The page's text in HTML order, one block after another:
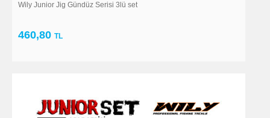
Wily Junior Jig Gündüz Serisi 3lü set
460,80 TL